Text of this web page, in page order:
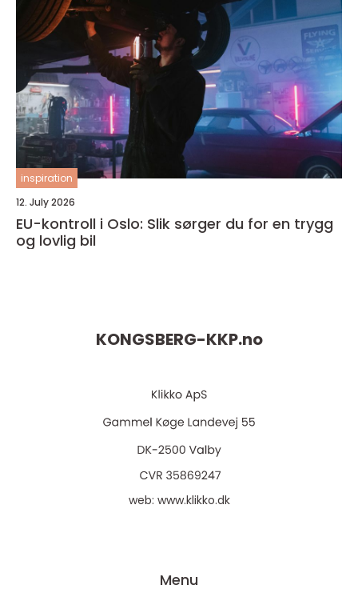
inspiration
12. July 2026
EU-kontroll i Oslo: Slik sørger du for en trygg
og lovlig bil
KONGSBERG-KKP.no
web: www.klikko.dk
Menu